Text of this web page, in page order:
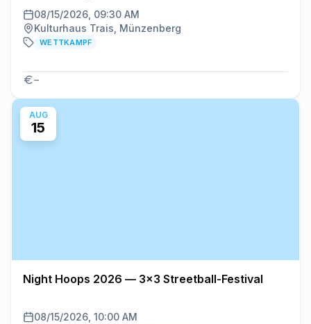
08/15/2026, 09:30 AM
Kulturhaus Trais, Münzenberg
WETTKAMPF
–
AUG
15
Night Hoops 2026 — 3x3 Streetball-Festival
08/15/2026, 10:00 AM